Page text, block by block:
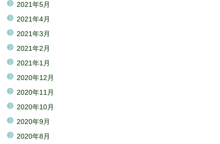
2021年5月
2021年4月
2021年3月
2021年2月
2021年1月
2020年12月
2020年11月
2020年10月
2020年9月
2020年8月